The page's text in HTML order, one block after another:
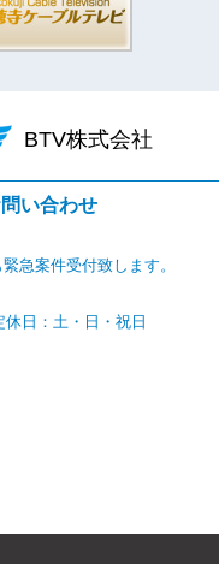
BTV株式会社
い合わせ
急案件受付致します。
休日：土・日・祝日